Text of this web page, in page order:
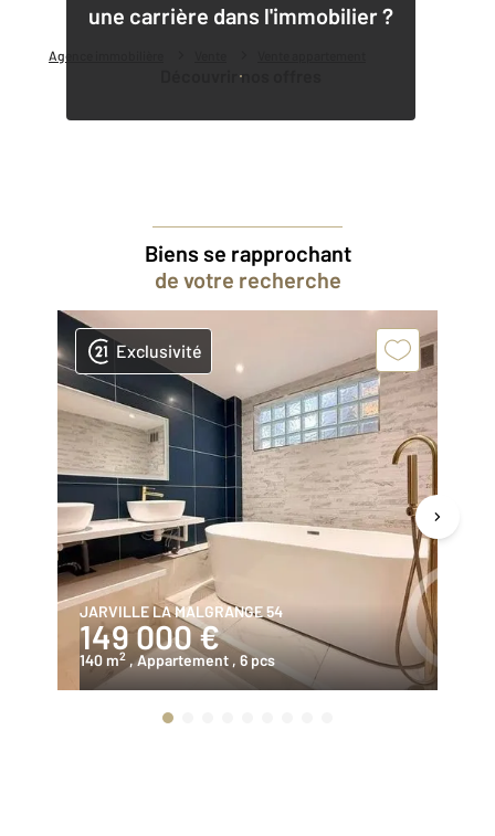
Agence immobilière
une carrière dans l'immobilier ?
Découvrir nos offres
Biens se rapprochant
de votre recherche
Exclusivité
JARVILLE LA MALGRANGE 54
149 000 €
140 m2 , Appartement , 6 pcs